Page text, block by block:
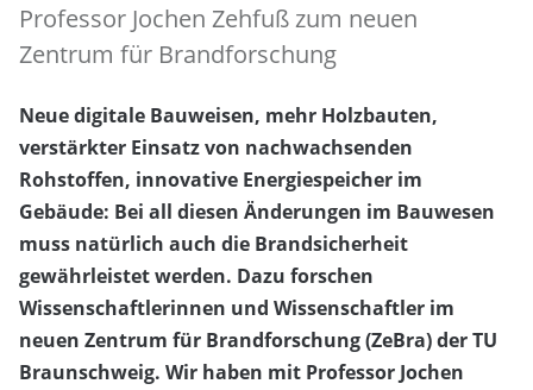
Professor Jochen Zehfuß zum neuen
Zentrum für Brandforschung
Neue digitale Bauweisen, mehr Holzbauten,
verstärkter Einsatz von nachwachsenden
Rohstoffen, innovative Energiespeicher im
Gebäude: Bei all diesen Änderungen im Bauwesen
muss natürlich auch die Brandsicherheit
gewährleistet werden. Dazu forschen
Wissenschaftlerinnen und Wissenschaftler im
neuen Zentrum für Brandforschung (ZeBra) der TU
Braunschweig. Wir haben mit Professor Jochen